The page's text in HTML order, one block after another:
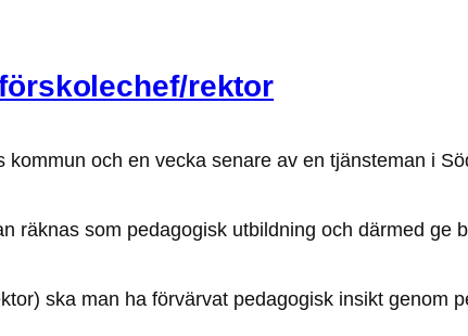
rektor
och en vecka senare av en tjänsteman i
räknas som pedagogisk utbildning och därmed ge
ska man ha förvärvat pedagogisk insikt genom